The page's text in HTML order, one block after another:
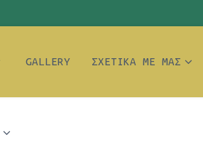
GALLERY ΣΧΕΤΙΚΆ ΜΕ ΜΑΣ